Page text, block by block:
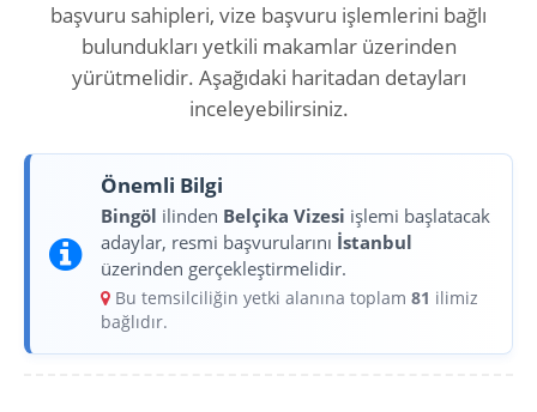
başvuru sahipleri, vize başvuru işlemlerini bağlı
bulundukları yetkili makamlar üzerinden
yürütmelidir. Aşağıdaki haritadan detayları
inceleyebilirsiniz.
Önemli Bilgi
Bingöl ilinden Belçika Vizesi işlemi başlatacak
adaylar, resmi başvurularını İstanbul
üzerinden gerçekleştirmelidir.
Bu temsilciliğin yetki alanına toplam 81 ilimiz
bağlıdır.